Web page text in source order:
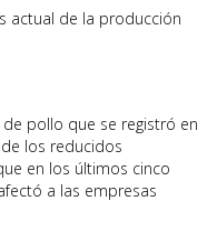
actual de la producción
pollo que se registró en
los reducidos
en los últimos cinco
a las empresas